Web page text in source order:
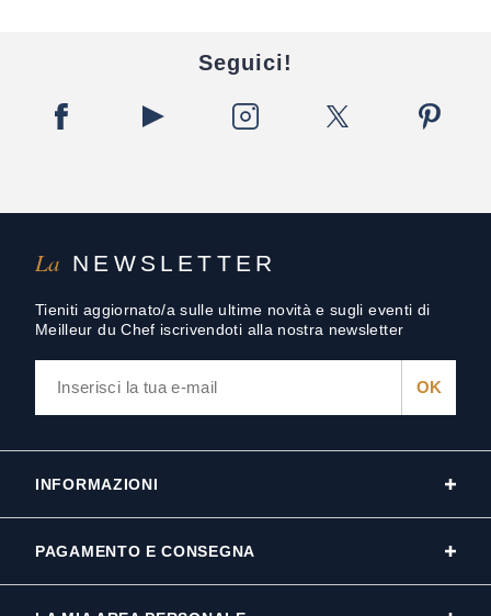
La NEWSLETTER
Tieniti aggiornato/a sulle ultime novità e sugli eventi di
Meilleur du Chef iscrivendoti alla nostra newsletter
Seguici!
INFORMAZIONI
PAGAMENTO E CONSEGNA